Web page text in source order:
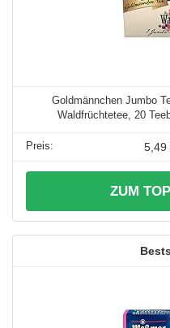
Goldmännchen Jumbo
Waldfrüchtetee, 20
5,49
ZUM